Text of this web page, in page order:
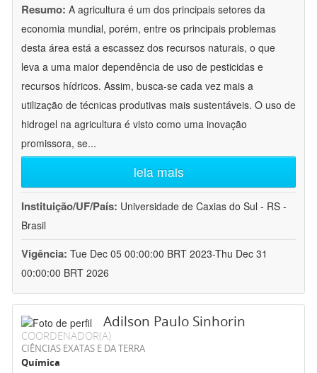
Resumo: A agricultura é um dos principais setores da
economia mundial, porém, entre os principais problemas
desta área está a escassez dos recursos naturais, o que
leva a uma maior dependência de uso de pesticidas e
recursos hídricos. Assim, busca-se cada vez mais a
utilização de técnicas produtivas mais sustentáveis. O uso de
hidrogel na agricultura é visto como uma inovação
promissora, se...
leia mais
Instituição/UF/País: Universidade de Caxias do Sul - RS -
Brasil
Vigência: Tue Dec 05 00:00:00 BRT 2023-Thu Dec 31
00:00:00 BRT 2026
Adilson Paulo Sinhorin
COORDENADOR(A)
CIÊNCIAS EXATAS E DA TERRA
Química